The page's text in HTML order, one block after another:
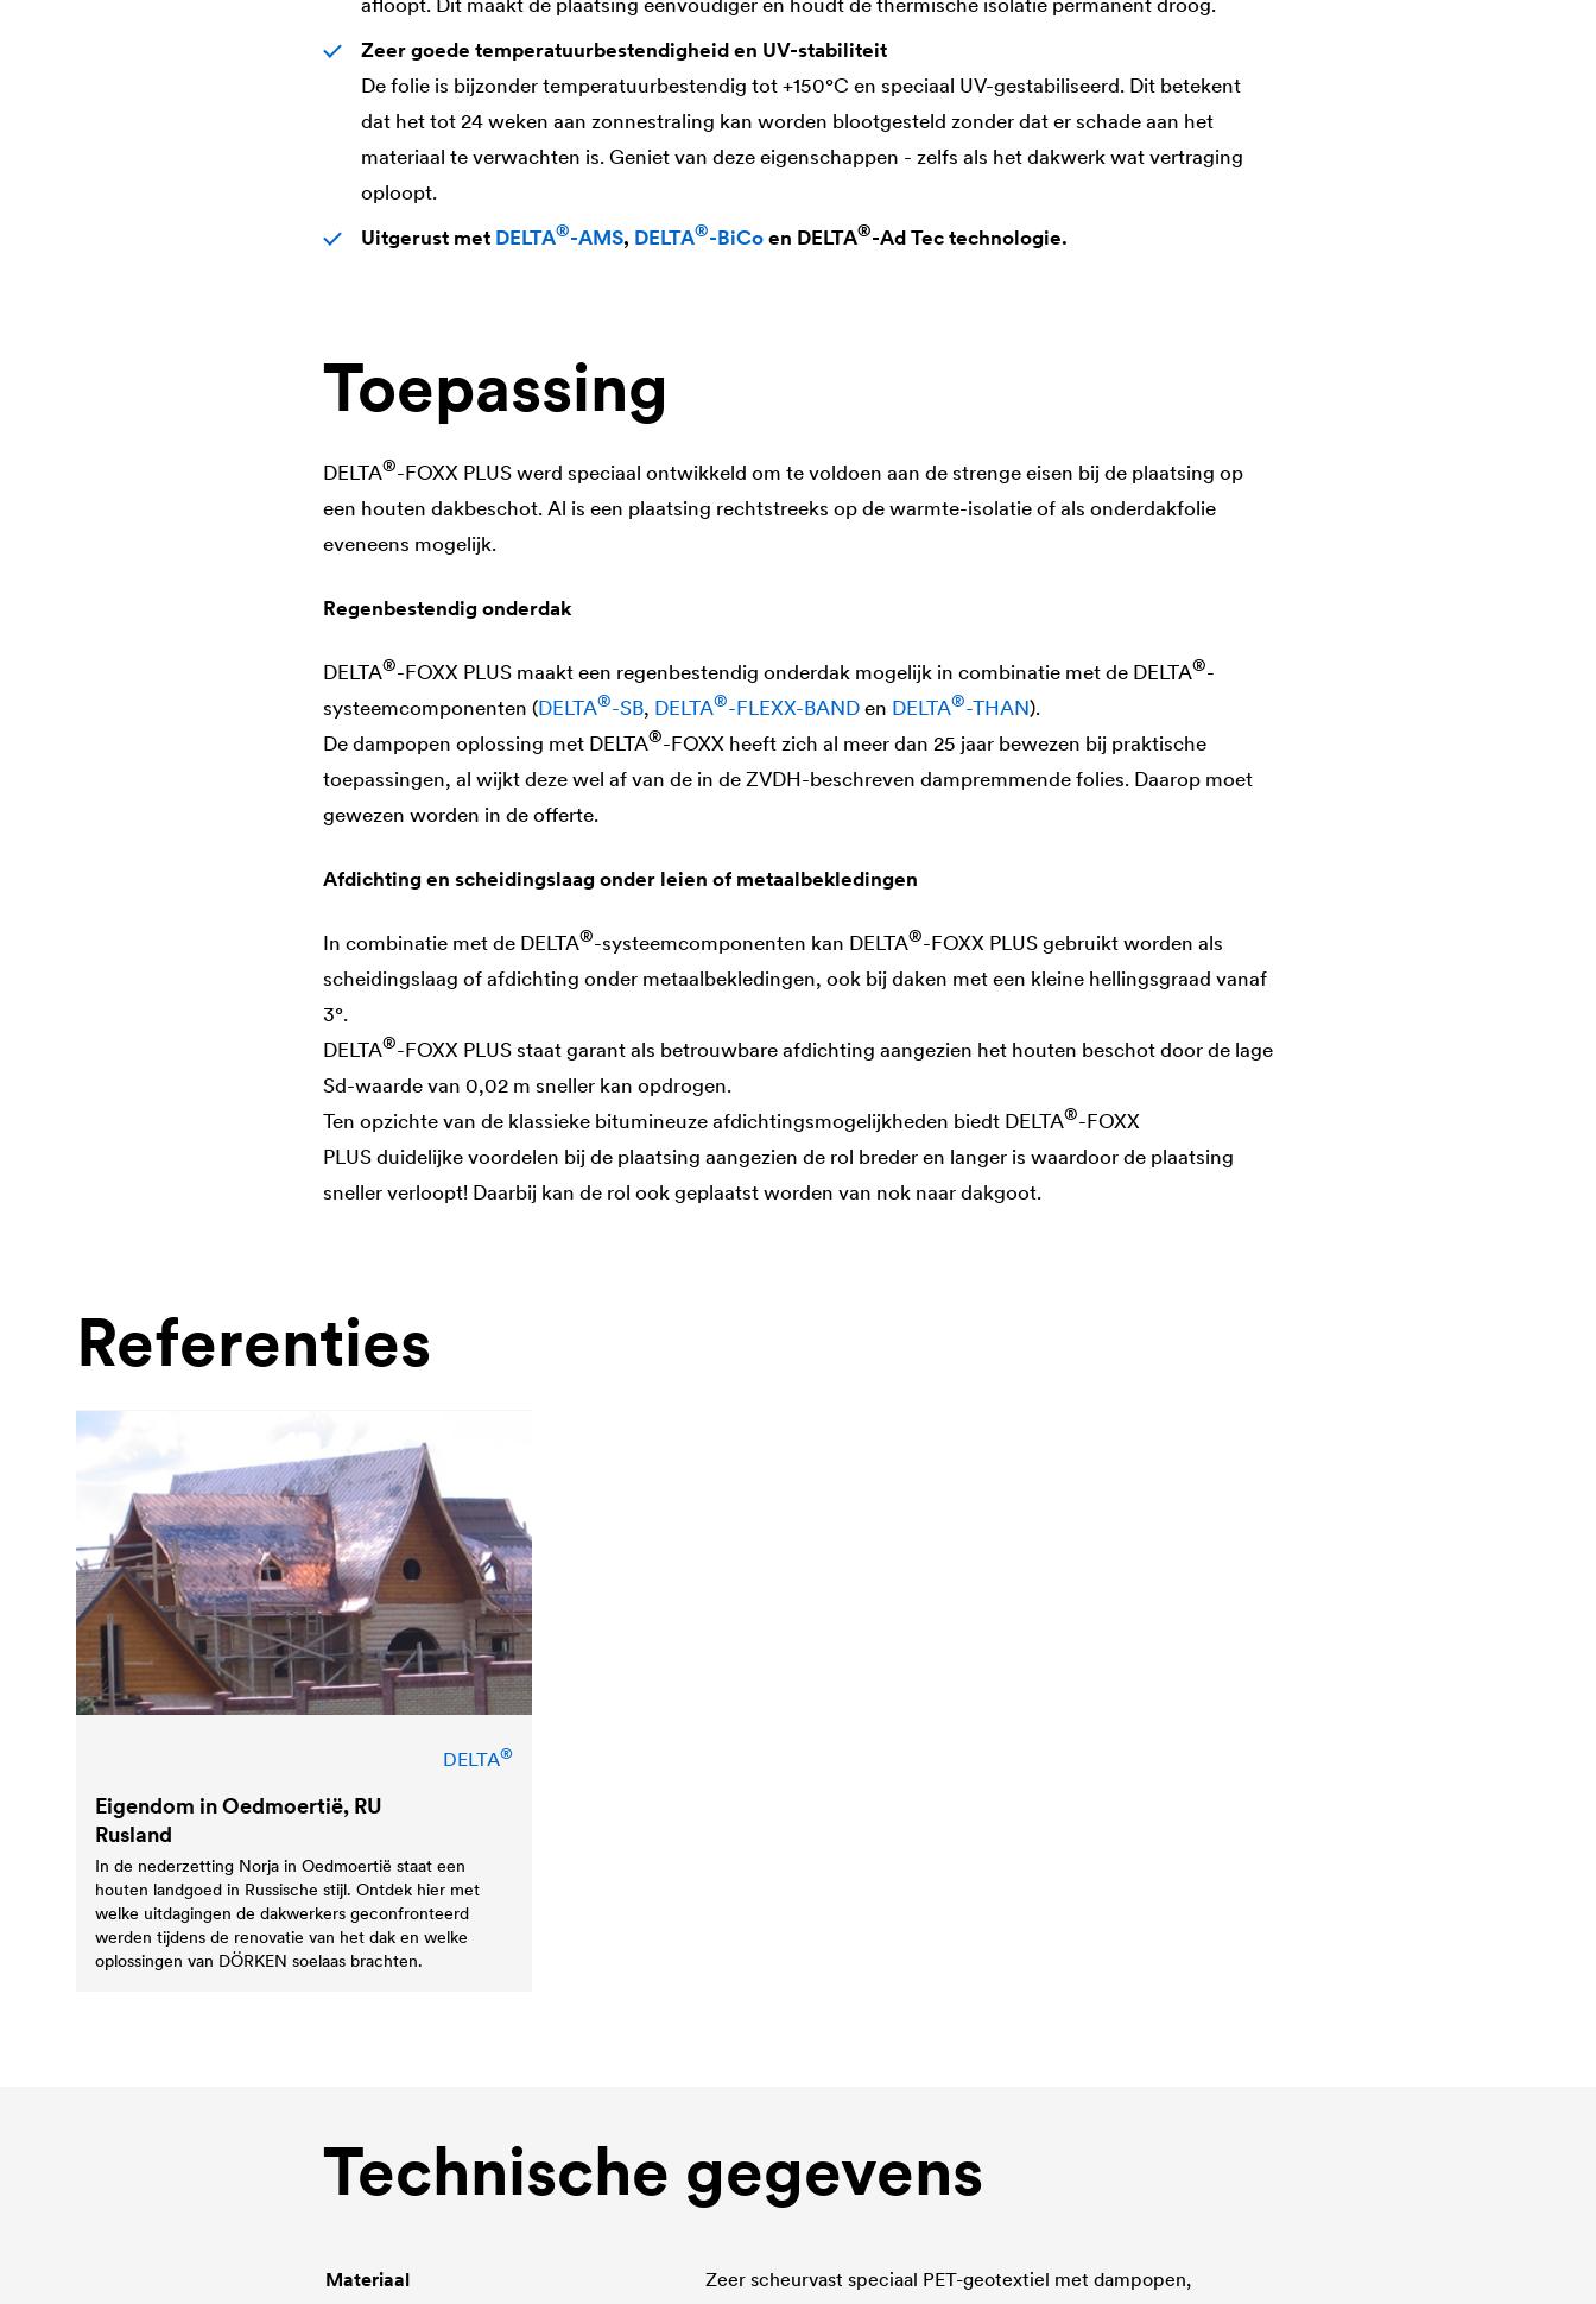
Zeer goede temperatuurbestendigheid en UV-stabiliteit
De folie is bijzonder temperatuurbestendig tot +150°C en speciaal UV-gestabiliseerd. Dit betekent
dat het tot 24 weken aan zonnestraling kan worden blootgesteld zonder dat er schade aan het
materiaal te verwachten is. Geniet van deze eigenschappen - zelfs als het dakwerk wat vertraging
oploopt.
Uitgerust met DELTA®-AMS, DELTA®-BiCoen DELTA®-Ad Tectechnologie.
Toepassing
DELTA®-FOXX PLUS werd speciaal ontwikkeld om te voldoen aan de strenge eisen bij de plaatsing op
een houten dakbeschot. Al is een plaatsing rechtstreeks op de warmte-isolatie of als onderdakfolie
eveneens mogelijk.
Regenbestendig onderdak
DELTA®-FOXX PLUS maakt een regenbestendig onderdak mogelijk in combinatie met de DELTA®-
systeemcomponenten (DELTA®-SB, DELTA®-FLEXX-BANDen DELTA®-THAN).
De dampopen oplossing met DELTA®-FOXX heeft zich al meer dan 25 jaar bewezen bij praktische
toepassingen, al wijkt deze wel af van de in de ZVDH-beschreven dampremmende folies. Daarop moet
gewezen worden in de offerte.
Afdichting en scheidingslaag onder leien of metaalbekledingen
In combinatie met de DELTA®-systeemcomponenten kan DELTA®-FOXX PLUS gebruikt worden als
scheidingslaag of afdichting onder metaalbekledingen, ook bij daken met een kleine hellingsgraad vanaf
3°.
DELTA®-FOXX PLUS staat garant als betrouwbare afdichting aangezien het houten beschot door de lage
Sd-waarde van 0,02 m sneller kan opdrogen.
Ten opzichte van de klassieke bitumineuze afdichtingsmogelijkheden biedt DELTA®-FOXX
PLUS duidelijke voordelen bij de plaatsing aangezien de rol breder en langer is waardoor de plaatsing
sneller verloopt! Daarbij kan de rol ook geplaatst worden van nok naar dakgoot.
Referenties
DELTA®
Eigendom in Oedmoertië, RU
Rusland
In de nederzetting Norja in Oedmoertië staat een
houten landgoed in Russische stijl. Ontdek hier met
welke uitdagingen de dakwerkers geconfronteerd
werden tijdens de renovatie van het dak en welke
oplossingen van DÖRKEN soelaas brachten.
Technische gegevens
Materiaal Zeer scheurvast speciaal PET-geotextiel met dampopen,